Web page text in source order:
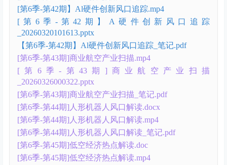
[第6季-第42期】Al硬件创新风口追踪.mp4
[第6季-第42期】A硬件创新风口追踪
_20260320101613.pptx
【第6季-第42期】Al硬件创新风口追踪_笔记.pdf
[第6季-第43期]商业航空产业扫描.mp4
[第6季-第43期]商业航空产业扫描
_20260326000322.pptx
[第6季-第43期]商业航空产业扫描_笔记.pdf
[第6季-第44期]人形机器人风口解读.docx
[第6季-第44期]人形机器人风口解读.mp4
[第6季-第44期]人形机器人风口解读_笔记.pdf
[第6季-第45期]低空经济热点解读.doc
[第6季-第45期]低空经济热点解读.mp4